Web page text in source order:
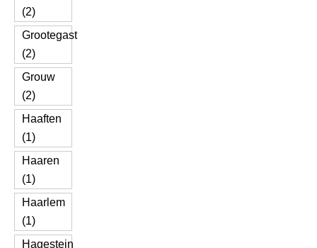
(2)
Grootegast
(2)
Grouw
(2)
Haaften
(1)
Haaren
(1)
Haarlem
(1)
Hagestein